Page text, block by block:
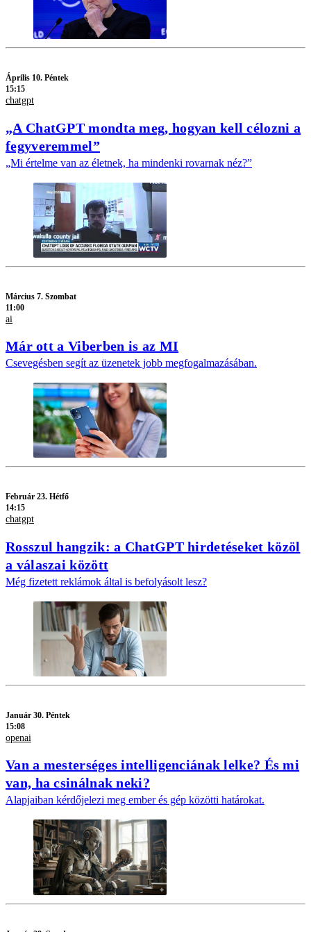
Április 10. Péntek
15:15
chatgpt
„A ChatGPT mondta meg, hogyan kell célozni a
fegyveremmel”
„Mi értelme van az életnek, ha mindenki rovarnak néz?”
Március 7. Szombat
11:00
ai
Már ott a Viberben is az MI
Csevegésben segít az üzenetek jobb megfogalmazásában.
Február 23. Hétfő
14:15
chatgpt
Rosszul hangzik: a ChatGPT hirdetéseket közöl
a válaszai között
Még fizetett reklámok által is befolyásolt lesz?
Január 30. Péntek
15:08
openai
Van a mesterséges intelligenciának lelke? És mi
van, ha csinálnak neki?
Alapjaiban kérdőjelezi meg ember és gép közötti határokat.